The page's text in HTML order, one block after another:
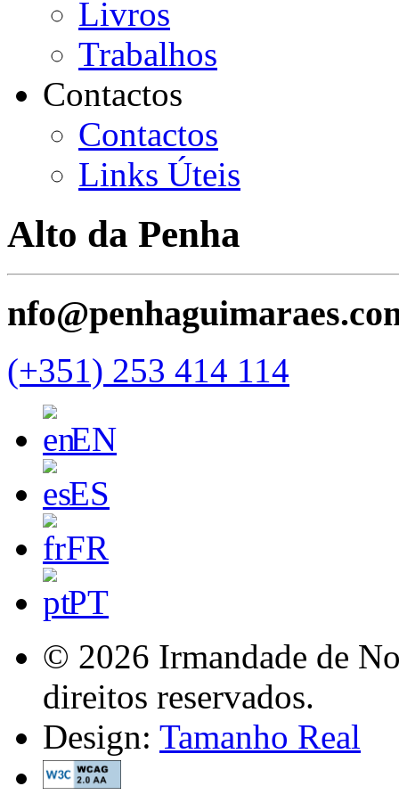
Livros
Trabalhos
Contactos
Contactos
Links Úteis
Alto da Penha
(+351) 253 414 114
EN
ES
FR
PT
© 2026 Irmandade de
direitos reservados.
Design: Tamanho Real